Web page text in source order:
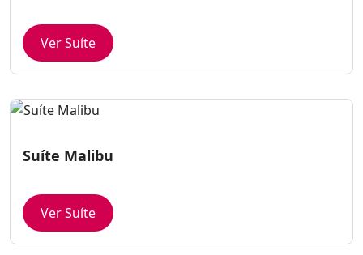
Ver Suíte
Suíte Malibu
Ver Suíte